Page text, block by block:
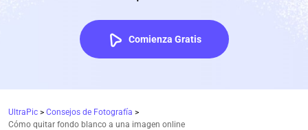
Comienza Gratis
UltraPic > Consejos de Fotografía >
Cómo quitar fondo blanco a una imagen online